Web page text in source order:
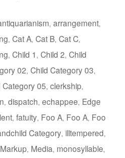
,arrangement,
,Cat A,Cat B,Cat C,
,Child 1 ,Child 2,Child
02,Child Category 03,
Category 05,clerkship,
,dispatch,echappee, Edge
,fatuity, Foo A, Foo A, Foo
Category, illtempered,
Markup, Media, monosyllable,